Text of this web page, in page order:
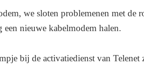
we sloten problemenen met de
nieuwe kabelmodem halen.
bij de activatiedienst van Telenet